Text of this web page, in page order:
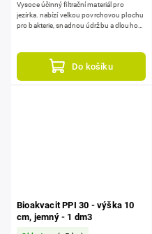
Do košíku
Vysoce účinný filtrační materiál pro
jezírka. nabízí velkou povrchovou plochu
pro bakterie, snadnou údržbu a dlouhou
Bioakvacit PPI 30 - výška 10
cm, jemný - 1 dm3